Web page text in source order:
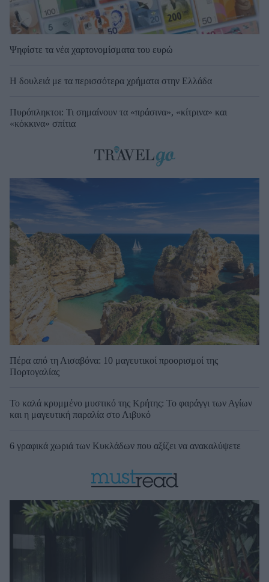
Ψηφίστε τα νέα χαρτονομίσματα του ευρώ
Η δουλειά με τα περισσότερα χρήματα στην Ελλάδα
Πυρόπληκτοι: Τι σημαίνουν τα «πράσινα», «κίτρινα» και
«κόκκινα» σπίτια
Πέρα από τη Λισαβόνα: 10 μαγευτικοί προορισμοί της
Πορτογαλίας
Το καλά κρυμμένο μυστικό της Κρήτης: Το φαράγγι των Αγίων
και η μαγευτική παραλία στο Λιβυκό
6 γραφικά χωριά των Κυκλάδων που αξίζει να ανακαλύψετε